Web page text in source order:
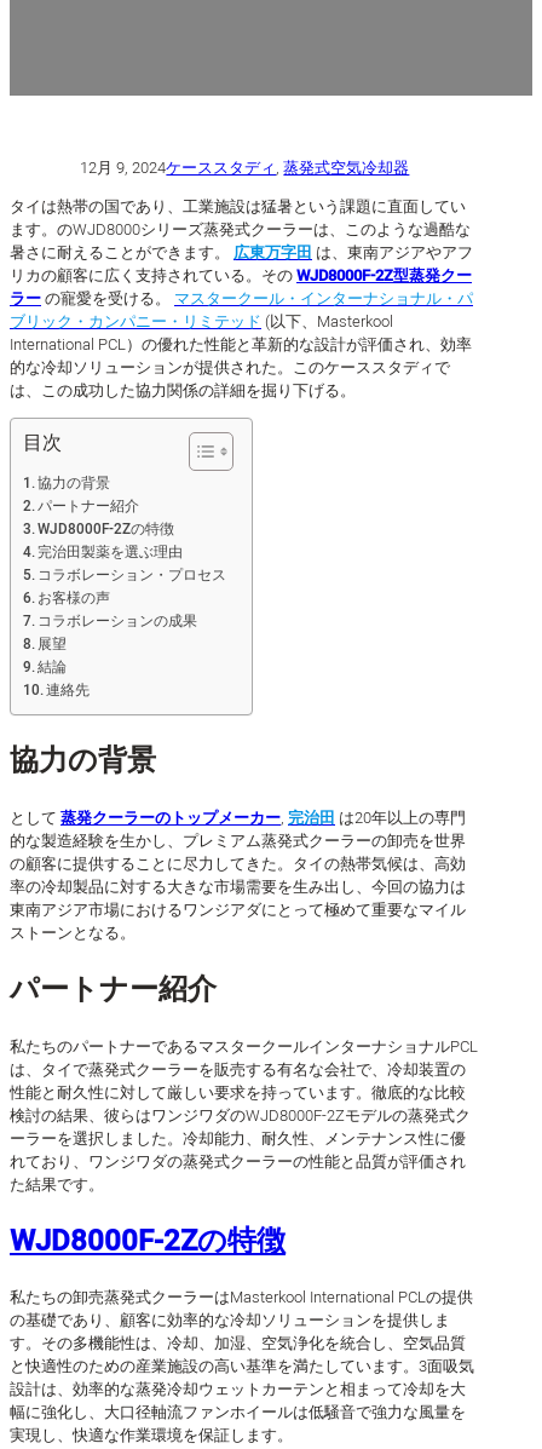
12月 9, 2024ケーススタディ,蒸発式空気冷却器
タイは熱帯の国であり、工業施設は猛暑という課題に直面してい
ます。のWJD8000シリーズ蒸発式クーラーは、このような過酷な
暑さに耐えることができます。 広東万字田 は、東南アジアやアフ
リカの顧客に広く支持されている。そのWJD8000F-2Z型蒸発クー
ラーの寵愛を受ける。 マスタークール・インターナショナル・パ
ブリック・カンパニー・リミテッド (以下、Masterkool
International PCL）の優れた性能と革新的な設計が評価され、効率
的な冷却ソリューションが提供された。このケーススタディで
は、この成功した協力関係の詳細を掘り下げる。
目次
協力の背景
パートナー紹介
WJD8000F-2Zの特徴
完治田製薬を選ぶ理由
コラボレーション・プロセス
お客様の声
コラボレーションの成果
展望
結論
連絡先
協力の背景
として 蒸発クーラーのトップメーカー, 完治田 は20年以上の専門
的な製造経験を生かし、プレミアム蒸発式クーラーの卸売を世界
の顧客に提供することに尽力してきた。タイの熱帯気候は、高効
率の冷却製品に対する大きな市場需要を生み出し、今回の協力は
東南アジア市場におけるワンジアダにとって極めて重要なマイル
ストーンとなる。
パートナー紹介
私たちのパートナーであるマスタークールインターナショナルPCL
は、タイで蒸発式クーラーを販売する有名な会社で、冷却装置の
性能と耐久性に対して厳しい要求を持っています。徹底的な比較
検討の結果、彼らはワンジワダのWJD8000F-2Zモデルの蒸発式ク
ーラーを選択しました。冷却能力、耐久性、メンテナンス性に優
れており、ワンジワダの蒸発式クーラーの性能と品質が評価され
た結果です。
WJD8000F-2Zの特徴
私たちの卸売蒸発式クーラーはMasterkool International PCLの提供
の基礎であり、顧客に効率的な冷却ソリューションを提供しま
す。その多機能性は、冷却、加湿、空気浄化を統合し、空気品質
と快適性のための産業施設の高い基準を満たしています。3面吸気
設計は、効率的な蒸発冷却ウェットカーテンと相まって冷却を大
幅に強化し、大口径軸流ファンホイールは低騒音で強力な風量を
実現し、快適な作業環境を保証します。